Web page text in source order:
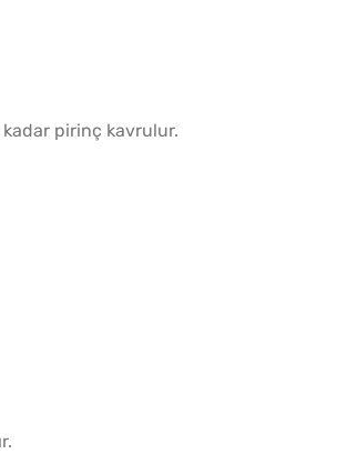
pirinç kavrulur.